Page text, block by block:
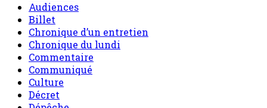
Audiences
Billet
Chronique d’un entretien
Chronique du lundi
Commentaire
Communiqué
Culture
Décret